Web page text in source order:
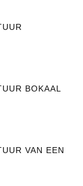
BOKAAL
VAN EEN